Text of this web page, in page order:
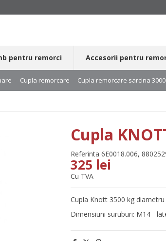
pentru remorci Accesorii pentru
Cupla remorcare Cupla remorcare sarcina 3000
Cupla
Referinta 6E0018.006,
325 lei
Cu TVA
Cupla Knott 3500 kg
Dimensiuni suruburi: M14 -